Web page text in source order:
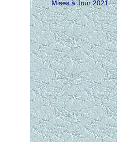
Mises à Jour 2021